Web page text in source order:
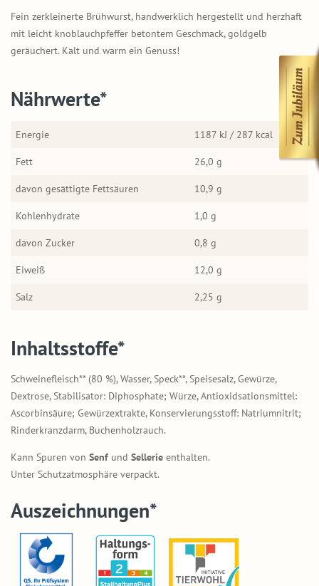
Fein zerkleinerte Brühwurst, handwerklich hergestellt und herzhaft
mit leicht knoblauchpfeffer betontem Geschmack, goldgelb
geräuchert. Kalt und warm ein Genuss!
Nährwerte*
Energie 1187 kJ / 287 kcal
Fett 26,0 g
davon gesättigte Fettsäuren 10,9 g
Kohlenhydrate 1,0 g
davon Zucker 0,8 g
Eiweiß 12,0 g
Salz 2,25 g
Inhaltsstoffe*
Schweinefleisch** (80 %), Wasser, Speck**, Speisesalz, Gewürze,
Dextrose, Stabilisator: Diphosphate; Würze, Antioxidsationsmittel:
Ascorbinsäure; Gewürzextrakte, Konservierungsstoff: Natriumnitrit;
Rinderkranzdarm, Buchenholzrauch.
Kann Spuren von Senf und Sellerie enthalten.
Unter Schutzatmosphäre verpackt.
Auszeichnungen*